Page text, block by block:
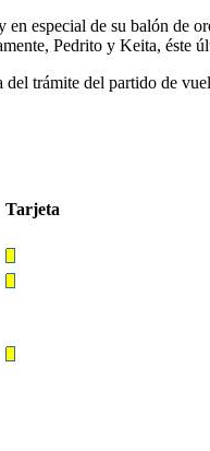
especial de su balón de
Pedrito y Keita, éste
trámite del partido de
Tarjeta